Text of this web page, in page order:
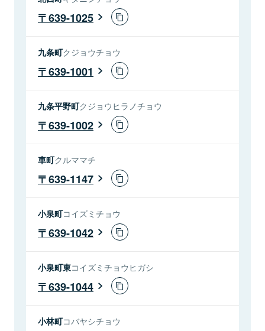
639-1025
九条町クジョウチョウ
639-1001
九条平野町クジョウヒラノチョウ
639-1002
車町クルママチ
639-1147
小泉町コイズミチョウ
639-1042
小泉町東コイズミチョウヒガシ
639-1044
小林町コバヤシチョウ